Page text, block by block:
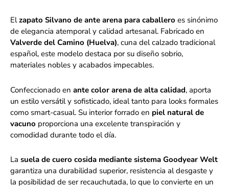
Elzapato Silvano de ante arena para caballero es sinónimo
de elegancia atemporal y calidad artesanal. Fabricado en
Valverde del Camino (Huelva), cuna del calzado tradicional
español, este modelo destaca por su diseño sobrio,
materiales nobles y acabados impecables.
Confeccionado en ante color arena de alta calidad, aporta
un estilo versátil y sofisticado, ideal tanto para looks formales
como smart-casual. Su interior forrado en piel natural de
vacuno proporciona una excelente transpiración y
comodidad durante todo el día.
La suela de cuero cosida mediante sistema Goodyear Welt
garantiza una durabilidad superior, resistencia al desgaste y
la posibilidad de ser recauchutada, lo que lo convierte en un